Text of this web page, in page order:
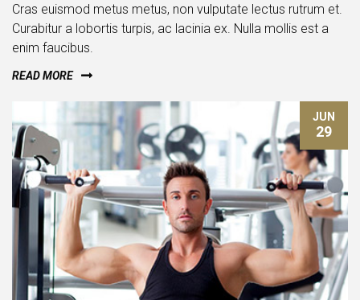
Cras euismod metus metus, non vulputate lectus rutrum et.
Curabitur a lobortis turpis, ac lacinia ex. Nulla mollis est a
enim faucibus.
READ MORE
JUN
29